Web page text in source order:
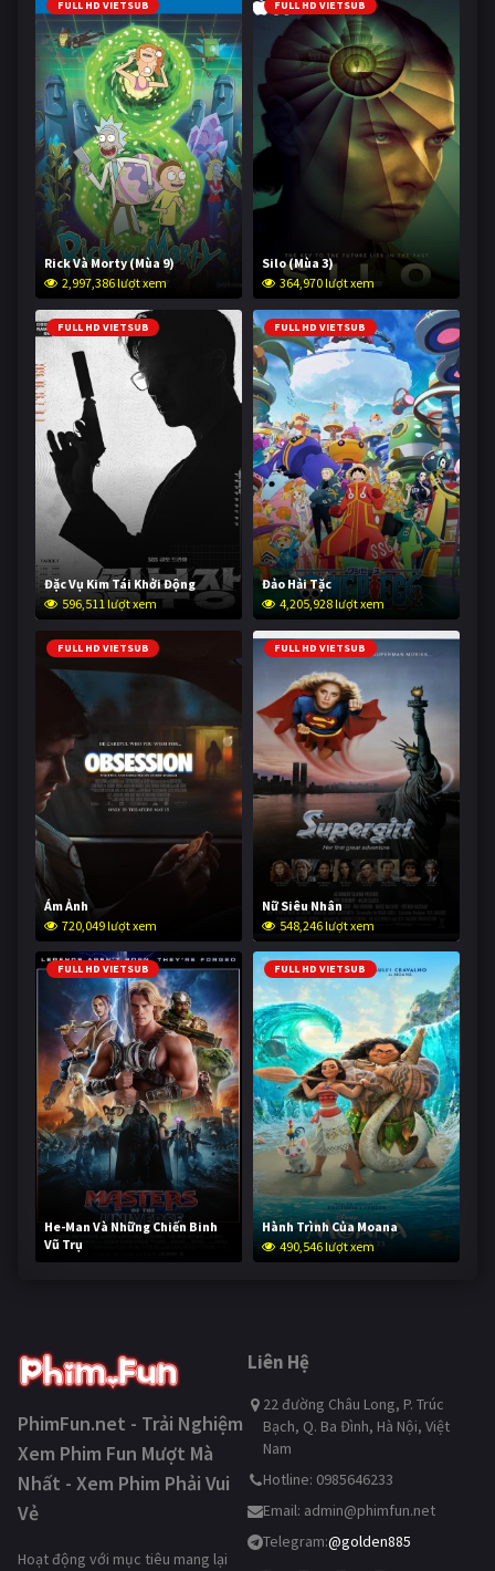
FULL HD VIETSUB
Rick Và Morty (Mùa 9)
2,997,386 lượt xem
FULL HD VIETSUB
Silo (Mùa 3)
364,970 lượt xem
FULL HD VIETSUB
Đặc Vụ Kim Tái Khởi Động
596,511 lượt xem
FULL HD VIETSUB
Đảo Hải Tặc
4,205,928 lượt xem
FULL HD VIETSUB
Ám Ảnh
720,049 lượt xem
FULL HD VIETSUB
Nữ Siêu Nhân
548,246 lượt xem
FULL HD VIETSUB
He-Man Và Những Chiến Binh
Vũ Trụ
239,273 lượt xem
FULL HD VIETSUB
Hành Trình Của Moana
490,546 lượt xem
PhimFun.net - Trải Nghiệm
Xem Phim Fun Mượt Mà
Nhất - Xem Phim Phải Vui
Vẻ
Hoạt động với mục tiêu mang lại
Liên Hệ
22 đường Châu Long, P. Trúc
Bạch, Q. Ba Đình, Hà Nội, Việt
Nam
Hotline: 0985646233
Email: admin@phimfun.net
Telegram:@golden885